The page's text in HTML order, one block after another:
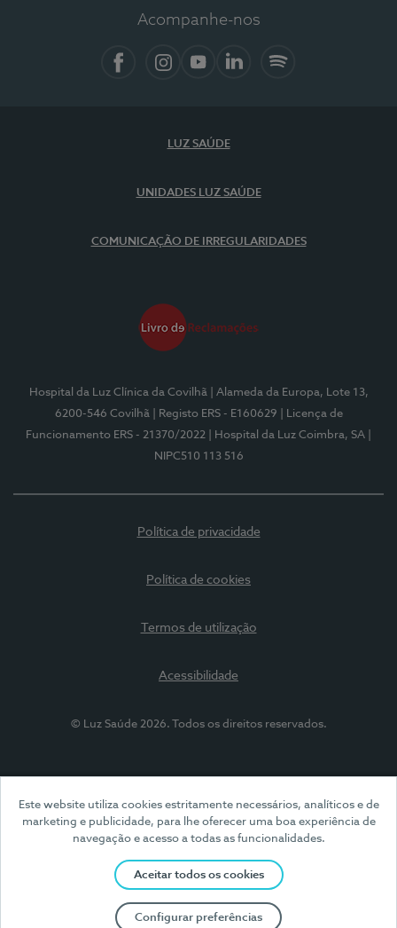
Este website utiliza cookies estritamente necessários, analíticos e de
marketing e publicidade, para lhe oferecer uma boa experiência de
navegação e acesso a todas as funcionalidades.
Aceitar todos os cookies
Configurar preferências
Acompanhe-nos
LUZ SAÚDE
UNIDADES LUZ SAÚDE
COMUNICAÇÃO DE IRREGULARIDADES
Hospital da Luz Clínica da Covilhã
| Alameda da Europa, Lote 13,
6200-546 Covilhã
| Registo ERS - E160629
| Licença de
Funcionamento ERS - 21370/2022
| Hospital da Luz Coimbra, SA
NIPC510 113 516
Política de privacidade
Política de cookies
Termos de utilização
Acessibilidade
© Luz Saúde 2026. Todos os direitos reservados.